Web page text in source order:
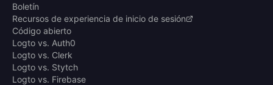
Boletín
Recursos de experiencia de inicio de sesión
Código abierto
Logto vs. Auth0
Logto vs. Clerk
Logto vs. Stytch
Logto vs. Firebase